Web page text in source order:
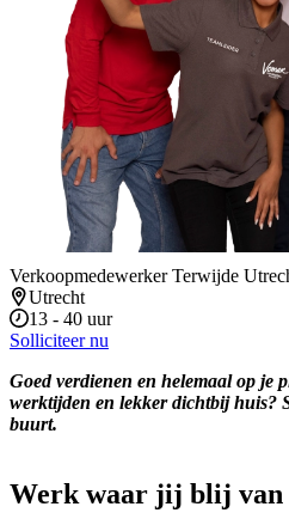
Verkoopmedewerker Terwijde
Utrecht
13 - 40 uur
Solliciteer nu
Goed verdienen en helemaal op je
werktijden en lekker dichtbij huis?
buurt.
Werk waar jij blij van